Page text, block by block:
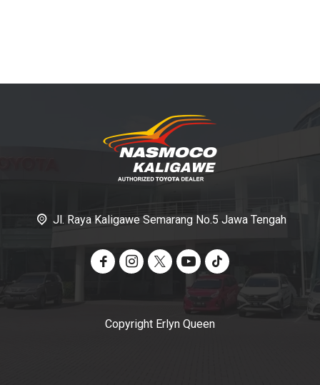
Jl. Raya Kaligawe Semarang No.5 Jawa Tengah
Copyright Erlyn Queen